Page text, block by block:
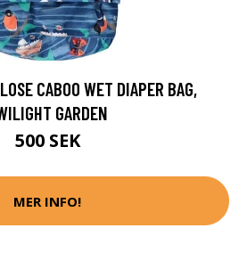
CABOO WET DIAPER BAG,
GARDEN
500 SEK
MER INFO!